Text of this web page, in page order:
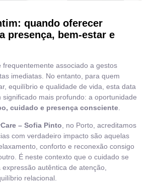
quando oferecer
presença, bem-estar e
frequentemente associado a gestos
imediatas. No entanto, para quem
equilíbrio e qualidade de vida, esta data
significado mais profundo: a oportunidade
cuidado e presença consciente
– Sofia Pinto , no Porto, acreditamos
com verdadeiro impacto são aquelas
conforto e reconexão consigo
É neste contexto que o cuidado se
autêntica de atenção,
relacional.